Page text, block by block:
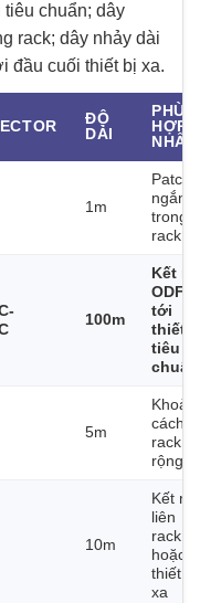
chuẩn; dây
rack; dây nhảy dài
đầu cuối thiết bị xa.
ĐỘ
DÀI
PHÙ
HỢP
NHẤT
1m
Patch
ngắn
trong
rack
100m
Kết
ODF
tới
thiết
tiêu
chuẩn
5m
cách
rack
rộng
10m
Kết nối
liên
rack
hoặc
thiết bị
xa